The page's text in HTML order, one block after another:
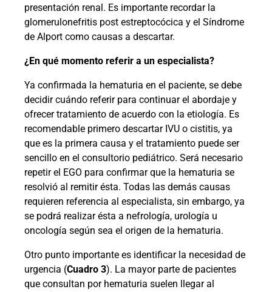
presentación renal. Es importante recordar la
glomerulonefritis post estreptocócica y el Síndrome
de Alport como causas a descartar.
¿En qué momento referir a un especialista?
Ya confirmada la hematuria en el paciente, se debe
decidir cuándo referir para continuar el abordaje y
ofrecer tratamiento de acuerdo con la etiología. Es
recomendable primero descartar IVU o cistitis, ya
que es la primera causa y el tratamiento puede ser
sencillo en el consultorio pediátrico. Será necesario
repetir el EGO para confirmar que la hematuria se
resolvió al remitir ésta. Todas las demás causas
requieren referencia al especialista, sin embargo, ya
se podrá realizar ésta a nefrología, urología u
oncología según sea el origen de la hematuria.
Otro punto importante es identificar la necesidad de
urgencia (Cuadro 3). La mayor parte de pacientes
que consultan por hematuria suelen llegar al